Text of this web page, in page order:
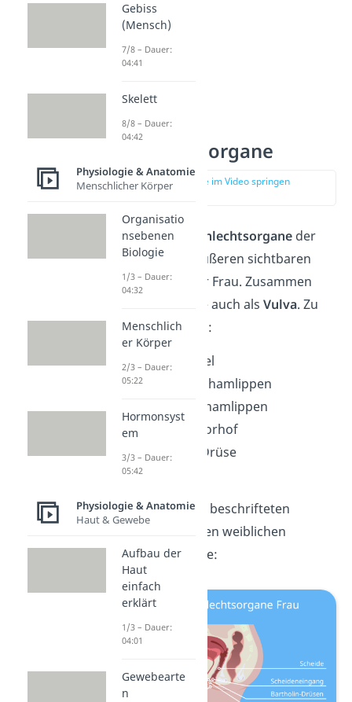
Äußere
Geschlechtsorgane
zur Stelle im Video springen
(00:30)
äußeren Geschlechtsorgane der
Frau bilden den äußeren sichtbaren
Genitalbereich der Frau. Zusammen
bezeichnest du sie auch als Vulva. Zu
der Vulva gehören:
der Venushügel
die äußeren Schamlippen
die inneren Schamlippen
der Scheidenvorhof
die Bartholin-Drüse
die Klitoris
Hier siehst du den beschrifteten
der äußeren weiblichen
Geschlechtsorgane:
Gebiss
(Mensch)
7/8 – Dauer:
04:41
Skelett
8/8 – Dauer:
04:42
Physiologie & Anatomie
Menschlicher Körper
Organisatio
nsebenen
Biologie
1/3 – Dauer:
04:32
Menschlich
er Körper
2/3 – Dauer:
05:22
Hormonsyst
em
3/3 – Dauer:
05:42
Physiologie & Anatomie
Haut & Gewebe
Aufbau der
Haut
einfach
erklärt
1/3 – Dauer:
04:01
Gewebearte
n